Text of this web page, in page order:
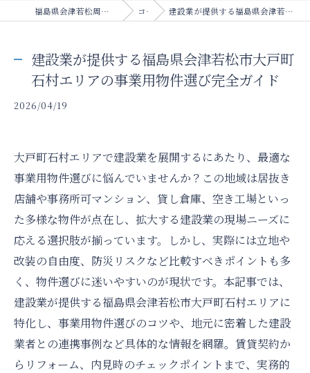
福島県会津若松周辺の建設業の求人なら株式会社友輝 コラム 建設業が提供する福島県会津若松市大戸町石村エリアの事業用物件選び完全ガイド
建設業が提供する福島県会津若松市大戸町
石村エリアの事業用物件選び完全ガイド
2026/04/19
大戸町石村エリアで建設業を展開するにあたり、最適な
事業用物件選びに悩んでいませんか？この地域は居抜き
店舗や事務所可マンション、貸し倉庫、空き工場といっ
た多様な物件が点在し、拡大する建設業の現場ニーズに
応える選択肢が揃っています。しかし、実際には立地や
改装の自由度、防災リスクなど比較すべきポイントも多
く、物件選びに迷いやすいのが現状です。本記事では、
建設業が提供する福島県会津若松市大戸町石村エリアに
特化し、事業用物件選びのコツや、地元に密着した建設
業者との連携事例など具体的な情報を網羅。賃貸契約か
らリフォーム、内見時のチェックポイントまで、実務的